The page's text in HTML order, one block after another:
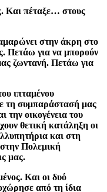
Και πέταξε… στους
στην άκρη στο
Πετάω για να μπορούν
ζωντανή. Πετάω για
ιπταμένου
τη συμπαράστασή μας
την οικογένεια του
θετική κατάληξη οι
και στη
Πολεμική
μας.
Και οι δυό
από τη ίδια